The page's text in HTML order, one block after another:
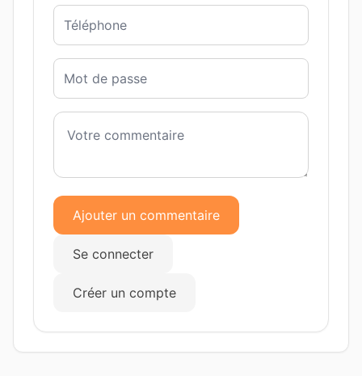
Ajouter un commentaire
Se connecter
Créer un compte